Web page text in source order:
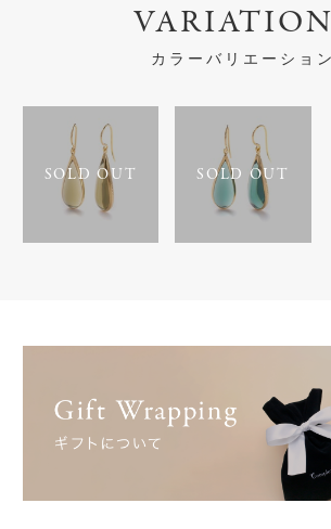
カラーバリエーション
SOLD OUT SOLD OUT